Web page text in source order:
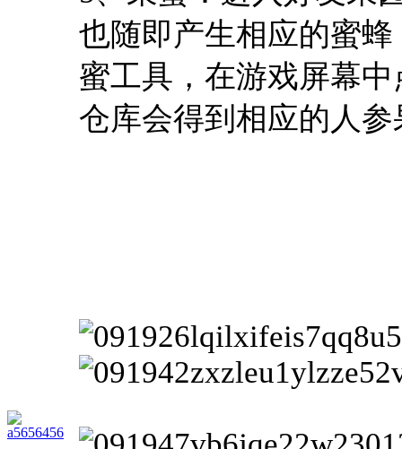
a5656456
也随即产生相应的蜜
蜜工具，在游戏屏幕
仓库会得到相应的人